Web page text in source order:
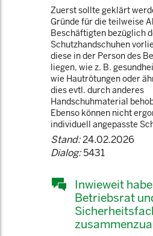
Zuerst sollte geklärt
Gründe für die teilweise
Beschäftigten bezüglich
Schutzhandschuhen
diese in der Person des
liegen, wie z. B.
wie Hautrötungen oder
dies evtl. durch anderes
Handschuhmaterial
Ebenso können nicht
individuell angepasste
Stand:24.02.2026
Dialog:5431
Inwieweit
Betriebsrat